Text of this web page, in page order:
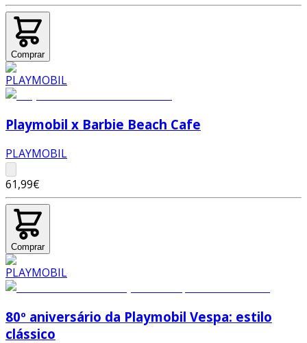
Comprar
Playmobil x Barbie Beach Cafe
PLAYMOBIL
61,99€
Comprar
80º aniversário da Playmobil Vespa: estilo
clássico